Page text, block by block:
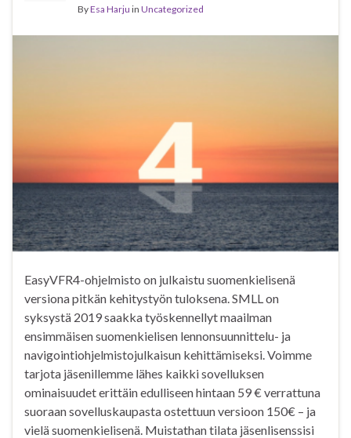
ByEsa Harju in Uncategorized
EasyVFR4-ohjelmisto on julkaistu suomenkielisenä
versiona pitkän kehitystyön tuloksena. SMLL on
syksystä 2019 saakka työskennellyt maailman
ensimmäisen suomenkielisen lennonsuunnittelu- ja
navigointiohjelmistojulkaisun kehittämiseksi. Voimme
tarjota jäsenillemme lähes kaikki sovelluksen
ominaisuudet erittäin edulliseen hintaan 59 € verrattuna
suoraan sovelluskaupasta ostettuun versioon 150€ – ja
vielä suomenkielisenä. Muistathan tilata jäsenlisenssisi